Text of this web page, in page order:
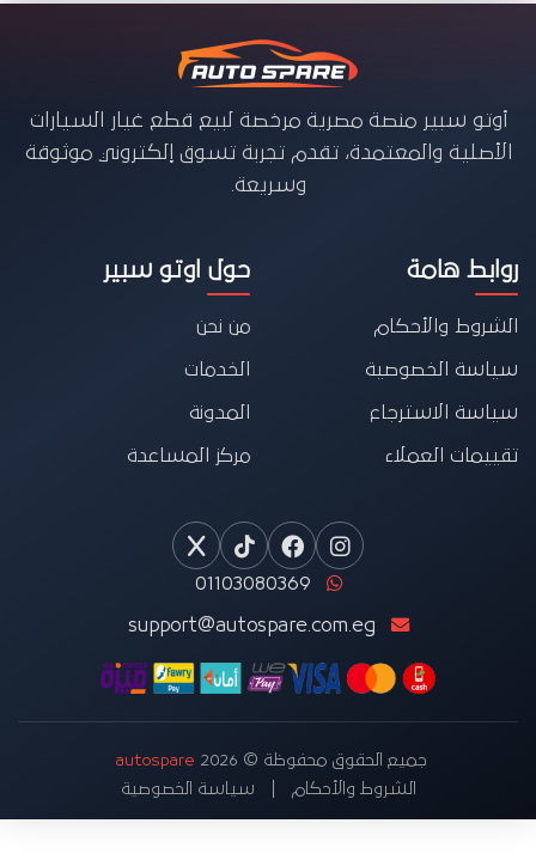
أوتو سبير منصة مصرية مرخصة لبيع قطع غيار السيارات
الأصلية والمعتمدة، تقدم تجربة تسوق إلكتروني موثوقة
وسريعة.
روابط هامة
الشروط والأحكام
سياسة الخصوصية
سياسة الاسترجاع
تقييمات العملاء
حول اوتو سبير
من نحن
الخدمات
المدونة
مركز المساعدة
جميع الحقوق محفوظة © 2026
autospare
الشروط والأحكام
سياسة الخصوصية